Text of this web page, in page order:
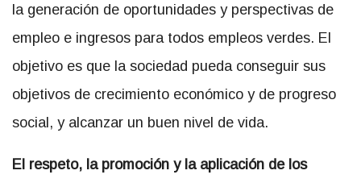
la generación de oportunidades y perspectivas de
empleo e ingresos para todos empleos verdes. El
objetivo es que la sociedad pueda conseguir sus
objetivos de crecimiento económico y de progreso
social, y alcanzar un buen nivel de vida.
El respeto, la promoción y la aplicación de los